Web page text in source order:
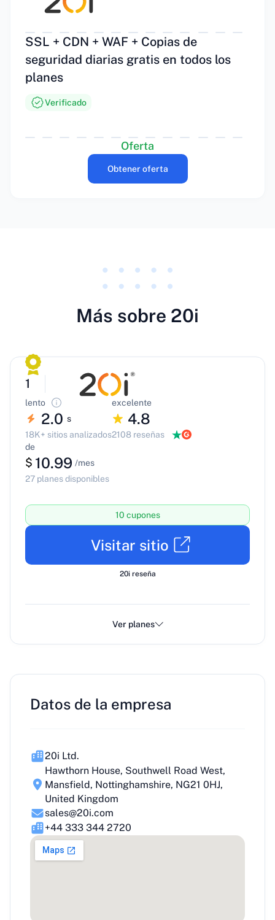
SSL + CDN + WAF + Copias de
seguridad diarias gratis en todos los
planes
Verificado
Oferta
Obtener oferta
Más sobre 20i
1
lento
2.0 s
18K+ sitios analizados
excelente
4.8
2108 reseñas
de
$ 10.99 /mes
27 planes disponibles
10 cupones
Visitar sitio
20i reseña
Ver planes
Datos de la empresa
20i Ltd.
Hawthorn House, Southwell Road West,
Mansfield, Nottinghamshire, NG21 0HJ,
United Kingdom
sales@20i.com
+44 333 344 2720